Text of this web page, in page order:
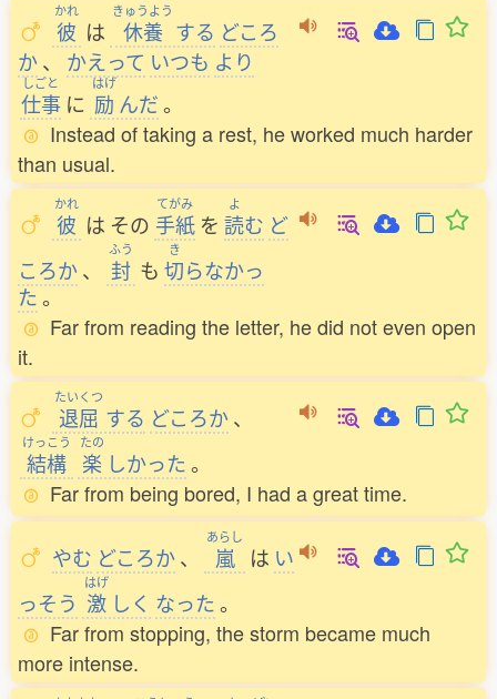
かれ
彼 は
きゅうよう
休養 する どころ
か 、 かえって いつも より
しごと
仕事 に
はげ
励 んだ。
Instead of taking a rest, he worked much harder
than usual.
かれ
彼 は その
てがみ
手紙 を
よ
読む ど
ころか 、
ふう
封 も
き
切らなかっ
た。
Far from reading the letter, he did not even open
it.
たいくつ
退屈 する どころか 、
けっこう
結構
たの
楽 しかった。
Far from being bored, I had a great time.
やむ どころか 、
あらし
嵐 は い
っそう
はげ
激 しく なった。
Far from stopping, the storm became much
more intense.